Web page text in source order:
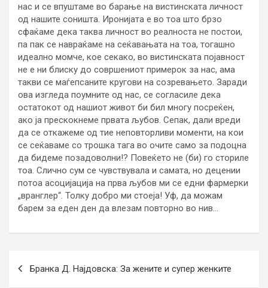
нас и се впуштаме во барање на вистинската личност
од нашите соништа. Иронијата е во тоа што брзо
сфаќаме дека таква личност во реалноста не постои,
па пак се навраќаме на сеќавањата на тоа, тогашно
идеално момче, кое секако, во вистинската појавност
не е ни блиску до совршениот примерок за нас, ама
такви се маѓепсаните кругови на созревањето. Заради
ова изгледа поумните од нас, се согласиле дека
остатокот од нашиот живот би бил многу посреќен,
ако ја прескокнеме првата љубов. Сепак, дали вреди
да се откажеме од тие неповторливи моменти, на кои
се сеќаваме со трошка тага во очите само за подоцна
да бидеме позадоволни!? Повеќето не (би) го сториле
тоа. Слично сум се чувствувала и самата, но децении
потоа асоцијација на прва љубов ми се едни фармерки
„вранглер“. Толку добро ми стоеја! Уф, да можам
барем за еден ден да влезам повторно во нив…
navigation
Бранка Д. Најдовска: За жените и супер женките